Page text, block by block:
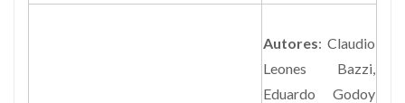
Autores: Claudio
Leones Bazzi,
Eduardo Godoy